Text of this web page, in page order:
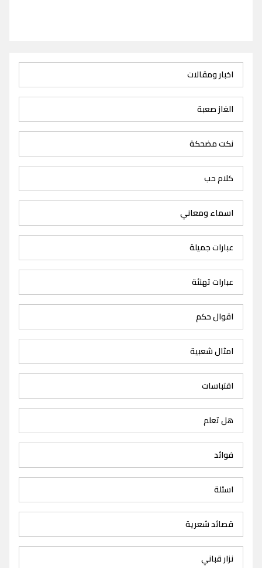
اخبار ومقالات
الغاز صعبة
نكت مضحكة
كلام حب
اسماء ومعاني
عبارات جميلة
عبارات تهنئة
اقوال حكم
امثال شعبية
اقتباسات
هل تعلم
فوائد
اسئلة
قصائد شعرية
نزار قباني